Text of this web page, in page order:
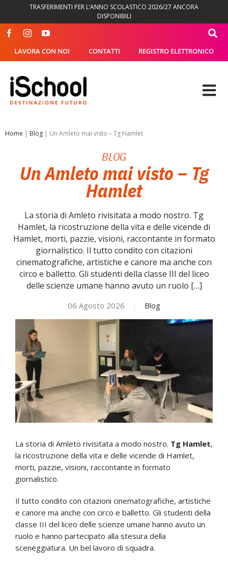
contenuto
TRASFERIMENTI PER L’ANNO SCOLASTICO 2026/27 ANCORA
DISPONIBILI
LAVORA CON NOI CONTATTI REGISTRO ELETTRONICO
ISCHOOL
NOVITÀ
ISCRIVITI
ESAMI DI IDONEITÀ
Home | Blog| Un Amleto mai visto – Tg Hamlet
BLOG
Un Amleto mai visto – Tg
Hamlet
La storia di Amleto rivisitata a modo nostro. Tg
Hamlet, la ricostruzione della vita e delle vicende di
Hamlet, morti, pazzie, visioni, raccontante in formato
giornalistico. Il tutto condito con citazioni
cinematografiche, artistiche e canore ma anche con
circo e balletto. Gli studenti della classe III del liceo
delle scienze umane hanno avuto un ruolo […]
06 Agosto 2026 | Blog
La storia di Amleto rivisitata a modo nostro. Tg Hamlet,
la ricostruzione della vita e delle vicende di Hamlet,
morti, pazzie, visioni, raccontante in formato
giornalistico.
Il tutto condito con citazioni cinematografiche, artistiche
e canore ma anche con circo e balletto. Gli studenti della
classe III del liceo delle scienze umane hanno avuto un
ruolo e hanno partecipato alla stesura della
sceneggiatura. Un bel lavoro di squadra.